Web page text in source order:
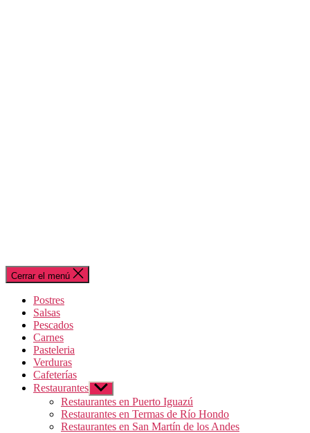
Cerrar el menú
Postres
Salsas
Pescados
Carnes
Pasteleria
Verduras
Cafeterías
Restaurantes Mostrar
el
submenú
Restaurantes en Puerto Iguazú
Restaurantes en Termas de Río Hondo
Restaurantes en San Martín de los Andes